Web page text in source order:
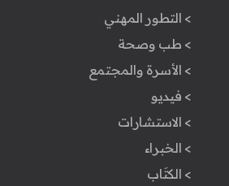
> التطور المهني
> طب وصحة
> الأسرة والمجتمع
> فيديو
> الاستشارات
> الخبراء
> الكتَاب